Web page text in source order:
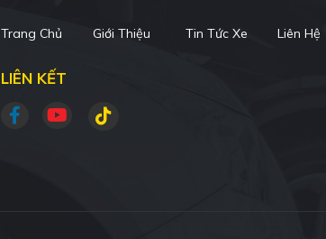
Trang Chủ Giới Thiệu Tin Tức Xe Liên Hệ
LIÊN KẾT